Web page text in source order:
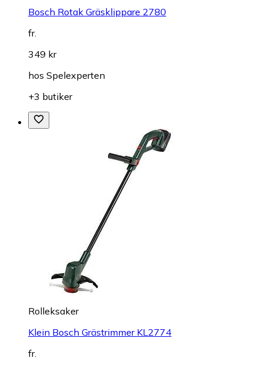
Bosch Rotak Gräsklippare 2780
fr.
349 kr
hos Spelexperten
+3 butiker
Rolleksaker
Klein Bosch Grästrimmer KL2774
fr.